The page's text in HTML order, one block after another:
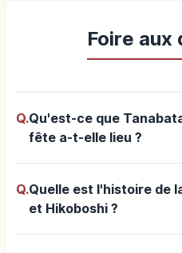
Foire aux
Q.Qu'est-ce que
fête a-t-elle lieu ?
Q.Quelle est l'histoire de
et Hikoboshi ?